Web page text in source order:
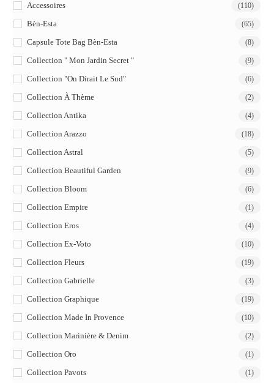
Accessoires (110)
Bèn-Esta (65)
Capsule Tote Bag Bèn-Esta (8)
Collection " Mon Jardin Secret " (9)
Collection "On Dirait Le Sud" (6)
Collection À Thème (2)
Collection Antika (4)
Collection Arazzo (18)
Collection Astral (5)
Collection Beautiful Garden (9)
Collection Bloom (6)
Collection Empire (1)
Collection Eros (4)
Collection Ex-Voto (10)
Collection Fleurs (19)
Collection Gabrielle (3)
Collection Graphique (19)
Collection Made In Provence (10)
Collection Marinière & Denim (2)
Collection Oro (1)
Collection Pavots (1)